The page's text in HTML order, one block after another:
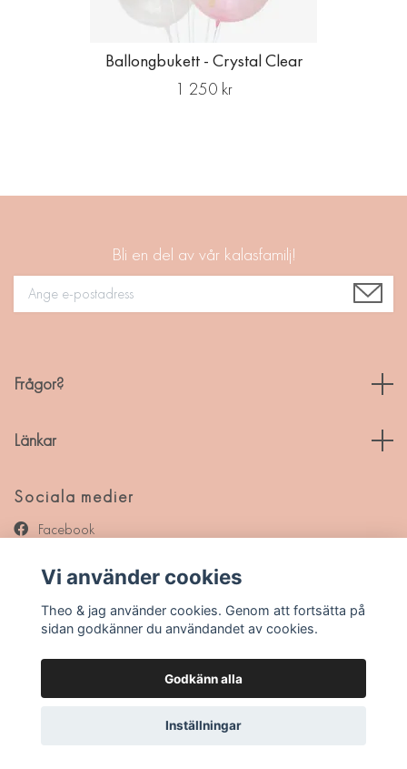
Ballongbukett - Crystal Clear
1 250 kr
Bli en del av vår kalasfamilj!
Frågor?
Länkar
Sociala medier
Facebook
Pinterest
© 2026 Theo & jag
Vi använder cookies
Theo & jag använder cookies. Genom att fortsätta på
sidan godkänner du användandet av cookies.
Godkänn alla
Inställningar